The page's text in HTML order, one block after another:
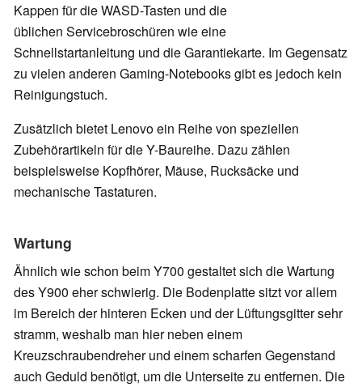
Kappen für die WASD-Tasten und die
üblichen Servicebroschüren wie eine
Schnellstartanleitung und die Garantiekarte. Im Gegensatz
zu vielen anderen Gaming-Notebooks gibt es jedoch kein
Reinigungstuch.
Zusätzlich bietet Lenovo ein Reihe von speziellen
Zubehörartikeln für die Y-Baureihe. Dazu zählen
beispielsweise Kopfhörer, Mäuse, Rucksäcke und
mechanische Tastaturen.
Wartung
Ähnlich wie schon beim Y700 gestaltet sich die Wartung
des Y900 eher schwierig. Die Bodenplatte sitzt vor allem
im Bereich der hinteren Ecken und der Lüftungsgitter sehr
stramm, weshalb man hier neben einem
Kreuzschraubendreher und einem scharfen Gegenstand
auch Geduld benötigt, um die Unterseite zu entfernen. Die